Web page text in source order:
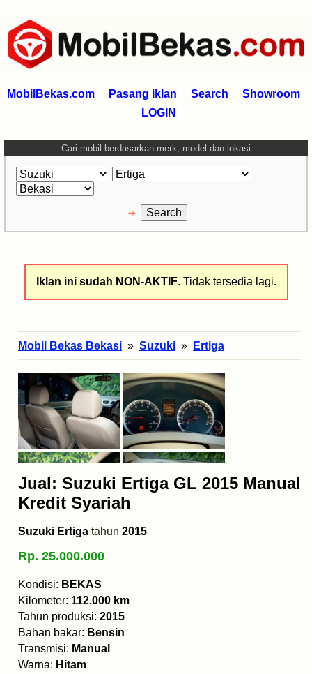
MobilBekas.com Pasang iklan Search
Showroom
LOGIN
Cari mobil berdasarkan merk, model dan lokasi
Iklan ini sudah NON-AKTIF. Tidak tersedia lagi.
Mobil Bekas Bekasi » Suzuki » Ertiga
Jual: Suzuki Ertiga GL 2015 Manual
Kredit Syariah
Suzuki Ertiga tahun 2015
Rp. 25.000.000
Kondisi: BEKAS
Kilometer: 112.000 km
Tahun produksi: 2015
Bahan bakar: Bensin
Transmisi: Manual
Warna: Hitam